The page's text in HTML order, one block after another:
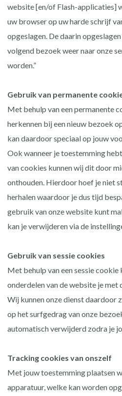
website [en/of Flash-applicaties]
uw browser op uw harde schrijf
opgeslagen. De daarin
volgend bezoek weer naar onze
worden.”
Gebruik van permanente
Met behulp van een permanente
herkennen bij een nieuw bezoek
kan daardoor speciaal op jouw
Ook wanneer je toestemming
van cookies kunnen wij dit door
onthouden. Hierdoor hoef je niet
herhalen waardoor je dus tijd
gebruik van onze website kunt
kan je verwijderen via de
Gebruik van sessie cookies
Met behulp van een sessie cookie
onderdelen van de website je
Wij kunnen onze dienst daardoor
op het surfgedrag van onze
automatisch verwijderd zodra je
Tracking cookies van onszelf
Met jouw toestemming plaatsen
apparatuur, welke kan worden